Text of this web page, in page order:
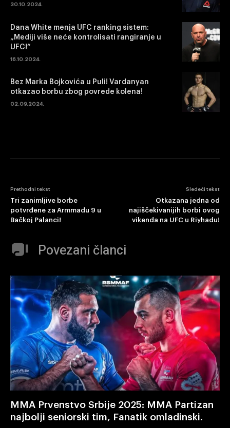
30.10.2024.
Dana White menja UFC ranking sistem:
„Mediji više neće kontrolisati rangiranje u
UFC!“
16.10.2024.
Bez Marka Bojkovića u Puli! Vardanyan
otkazao borbu zbog povrede kolena!
02.09.2024.
Prethodni tekst
Tri zanimljive borbe
potvrđene za Armmadu 9 u
Bačkoj Palanci!
Sledeći tekst
Otkazana jedna od
najiščekivanijih borbi ovog
vikenda na UFC u Riyhadu!
Povezani članci
MMA Prvenstvo Srbije 2025: MMA Partizan
najbolji seniorski tim, Fanatik omladinski.